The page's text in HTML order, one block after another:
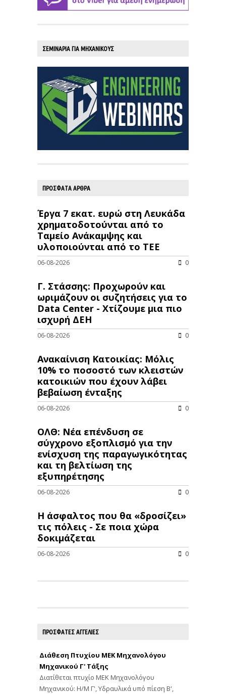
ΣΕΜΙΝΑΡΙΑ ΓΙΑ ΜΗΧΑΝΙΚΟΥΣ
ΠΡΟΣΦΑΤΑ ΑΡΘΡΑ
Έργα 7 εκατ. ευρώ στη Λευκάδα
χρηματοδοτούνται από το
Ταμείο Ανάκαμψης και
υλοποιούνται από το ΤΕΕ
06-08-2026 0
Γ. Στάσσης: Προχωρούν και
ωριμάζουν οι συζητήσεις για το
Data Center - Χτίζουμε μια πιο
ισχυρή ΔΕΗ
06-08-2026 0
Ανακαίνιση Κατοικίας: Μόλις
10% το ποσοστό των κλειστών
κατοικιών που έχουν λάβει
βεβαίωση ένταξης
06-08-2026 0
ΟΛΘ: Νέα επένδυση σε
σύγχρονο εξοπλισμό για την
ενίσχυση της παραγωγικότητας
και τη βελτίωση της
εξυπηρέτησης
06-08-2026 0
Η άσφαλτος που θα «δροσίζει»
τις πόλεις - Σε ποια χώρα
δοκιμάζεται
06-08-2026 0
ΠΡΟΣΦΑΤΕΣ ΑΓΓΕΛΙΕΣ
Διάθεση Πτυχίου ΜΕΚ Μηχανολόγου
Μηχανικού Γ' Τάξης
Διατίθεται πτυχίο ΜΕΚ Μηχανολόγου
Μηχανικού: Η/Μ Γ', Υδραυλικά υπό πίεση Β',